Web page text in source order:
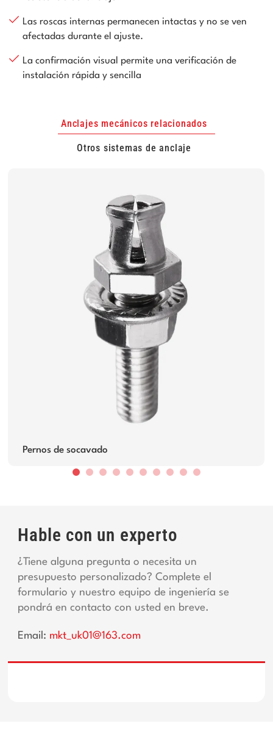
Las roscas internas permanecen intactas y no se ven
afectadas durante el ajuste.
La confirmación visual permite una verificación de
instalación rápida y sencilla
Anclajes mecánicos relacionados
Otros sistemas de anclaje
Pernos de socavado
Hable con un experto
¿Tiene alguna pregunta o necesita un
presupuesto personalizado? Complete el
formulario y nuestro equipo de ingeniería se
pondrá en contacto con usted en breve.
Email: mkt_uk01@163.com